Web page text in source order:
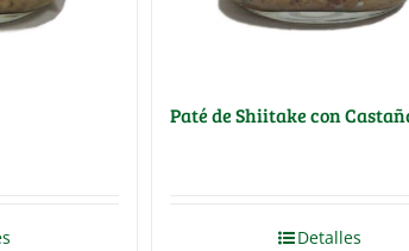
Paté de Shiitake con
Detalles